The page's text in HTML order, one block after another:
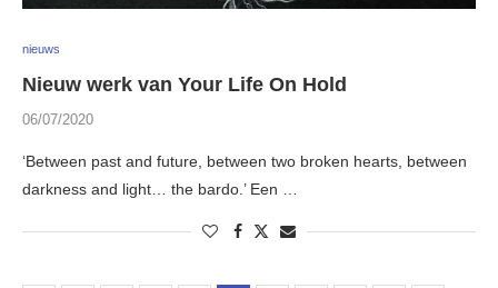
nieuws
Nieuw werk van Your Life On Hold
06/07/2020
‘Between past and future, between two broken hearts, between
darkness and light… the bardo.’ Een …